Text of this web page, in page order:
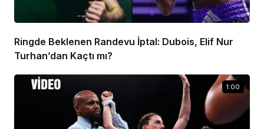
Ringde Beklenen Randevu İptal: Dubois, Elif Nur
Turhan’dan Kaçtı mı?
1:00